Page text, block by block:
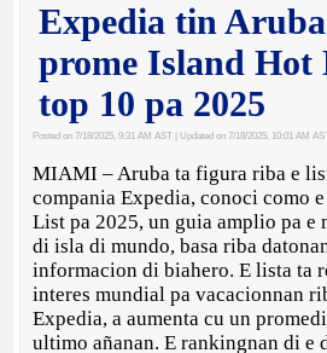
Expedia tin
prome Island Hot
top 10 pa 2025
Posted on 7/18/2025, 9:31 AM AST | Updated on 7/18/2025, 10:01 AM
MIAMI – Aruba ta figura riba e
compania Expedia, conoci como
List pa 2025, un guia amplio pa e
di isla di mundo, basa riba
informacion di biahero. E lista ta
interes mundial pa vacacionnan
Expedia, a aumenta cu un
ultimo añanan. E rankingnan di e